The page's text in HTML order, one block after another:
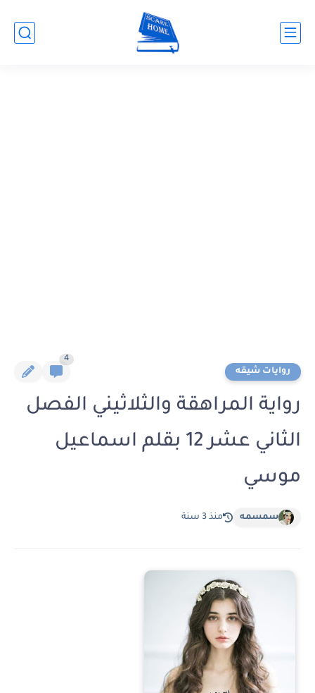
روايات شيقه
4
رواية المراهقة والثلاثيني الفصل
الثاني عشر 12 بقلم اسماعيل
موسي
سمسمه منذ 3 سنة